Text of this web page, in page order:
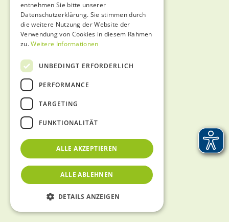
entnehmen Sie bitte unserer
Datenschutzerklärung. Sie stimmen durch
die weitere Nutzung der Website der
Verwendung von Cookies in diesem Rahmen
zu.Weitere Informationen
UNBEDINGT ERFORDERLICH
PERFORMANCE
TARGETING
FUNKTIONALITÄT
ALLE AKZEPTIEREN
ALLE ABLEHNEN
DETAILS ANZEIGEN